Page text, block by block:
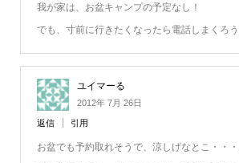
我が家は、お盆キャンプの予定なし！
でも、寸前に行きたくなったら電話しまくろう
ユイマーる
2012年 7月 26日
返信 引用
お盆でも予約取れそうで、涼しげなとこ・・・